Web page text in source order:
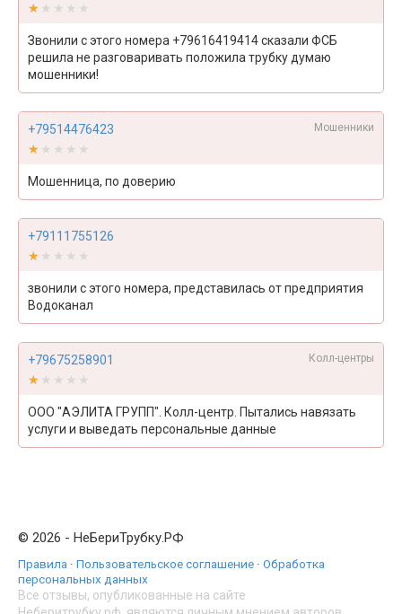
★★★★★
★★★★★
Звонили с этого номера +79616419414 сказали ФСБ
решила не разговаривать положила трубку думаю
мошенники!
+79514476423 Мошенники
★★★★★
★★★★★
Мошенница, по доверию
+79111755126
★★★★★
★★★★★
звонили с этого номера, представилась от предприятия
Водоканал
+79675258901 Колл-центры
★★★★★
★★★★★
ООО "АЭЛИТА ГРУПП". Колл-центр. Пытались навязать
услуги и выведать персональные данные
© 2026 - НеБериТрубку.РФ
Правила · Пользовательское соглашение · Обработка
персональных данных
Все отзывы, опубликованные на сайте